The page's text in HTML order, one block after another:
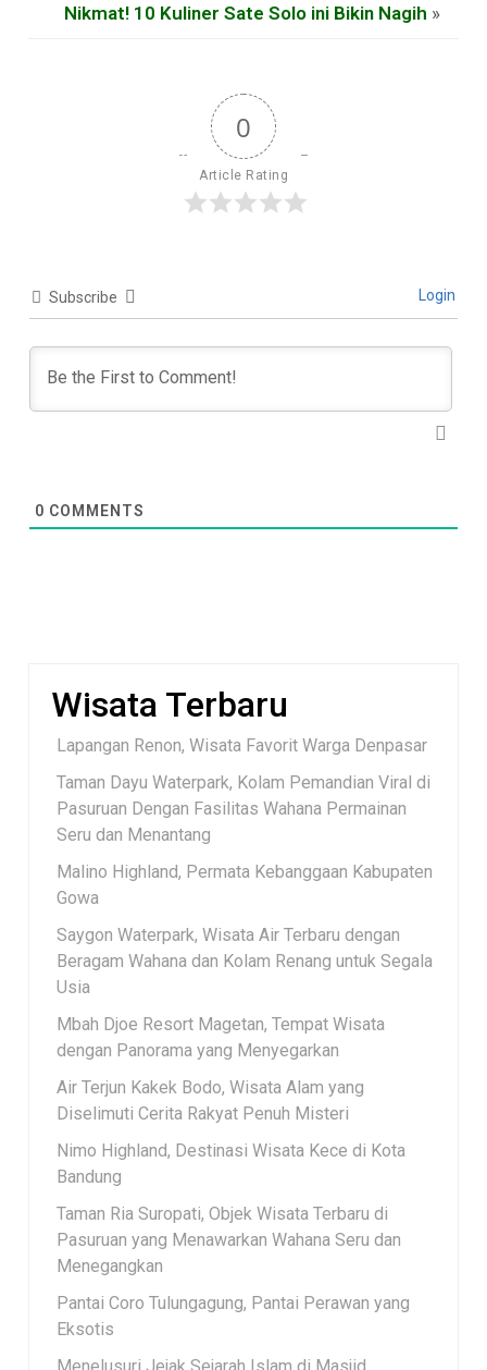
Nikmat! 10 Kuliner Sate Solo ini Bikin Nagih »
0
Article Rating
Subscribe Login
0 COMMENTS
Wisata Terbaru
Lapangan Renon, Wisata Favorit Warga Denpasar
Taman Dayu Waterpark, Kolam Pemandian Viral di
Pasuruan Dengan Fasilitas Wahana Permainan
Seru dan Menantang
Malino Highland, Permata Kebanggaan Kabupaten
Gowa
Saygon Waterpark, Wisata Air Terbaru dengan
Beragam Wahana dan Kolam Renang untuk Segala
Usia
Mbah Djoe Resort Magetan, Tempat Wisata
dengan Panorama yang Menyegarkan
Air Terjun Kakek Bodo, Wisata Alam yang
Diselimuti Cerita Rakyat Penuh Misteri
Nimo Highland, Destinasi Wisata Kece di Kota
Bandung
Taman Ria Suropati, Objek Wisata Terbaru di
Pasuruan yang Menawarkan Wahana Seru dan
Menegangkan
Pantai Coro Tulungagung, Pantai Perawan yang
Eksotis
Menelusuri Jejak Sejarah Islam di Masjid